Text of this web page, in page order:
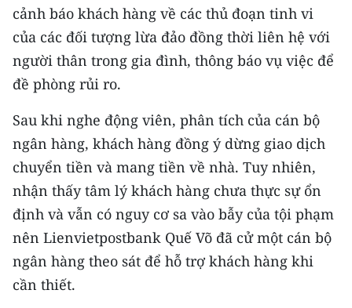
TIN ĐỊA PHƯƠNG
Trung du và miền núi phía Bắc
Đồng bằng sông Hồng
Bắc Trung Bộ
Duyên hải Nam Trung Bộ và Tây
Nguyên
Đông Nam Bộ
Đồng bằng sông Cửu Long
Chuyên trang Hà Nội
cảnh báo khách hàng về các thủ đoạn tinh vi
của các đối tượng lừa đảo đồng thời liên hệ với
người thân trong gia đình, thông báo vụ việc để
đề phòng rủi ro.
Sau khi nghe động viên, phân tích của cán bộ
ngân hàng, khách hàng đồng ý dừng giao dịch
chuyển tiền và mang tiền về nhà. Tuy nhiên,
nhận thấy tâm lý khách hàng chưa thực sự ổn
định và vẫn có nguy cơ sa vào bẫy của tội phạm
nên Lienvietpostbank Quế Võ đã cử một cán bộ
ngân hàng theo sát để hỗ trợ khách hàng khi
cần thiết.